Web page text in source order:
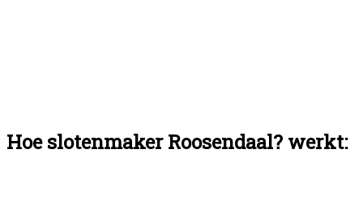
Hoe slotenmaker Roosendaal? werkt: